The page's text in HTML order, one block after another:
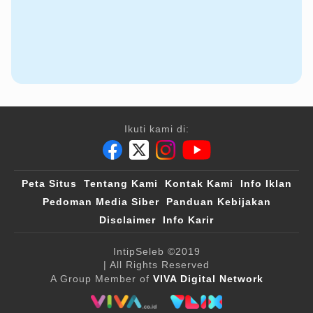
Ikuti kami di:
Peta Situs Tentang Kami Kontak Kami
Info Iklan
Pedoman Media Siber
Panduan Kebijakan
Disclaimer
Info Karir
IntipSeleb ©2019
| All Rights Reserved
A Group Member of VIVA Digital Network